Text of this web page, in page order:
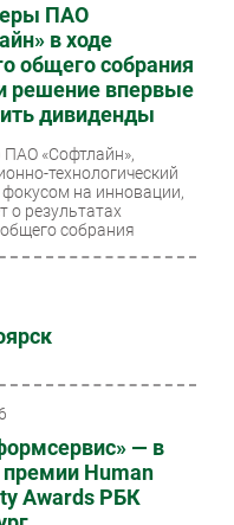
ПАО
в ходе
общего собрания
решение впервые
дивиденды
ПАО «Софтлайн»,
технологический
фокусом на инновации,
о результатах
собрания
— в
Human
Awards РБК